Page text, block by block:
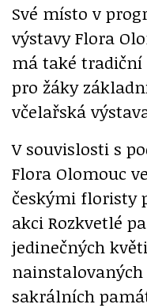
Své místo v
výstavy Flora
má také tradiční
pro žáky
včelařská
V souvislosti s
Flora Olomouc
českými floristy
akci Rozkvetlé
jedinečných
sakrálních